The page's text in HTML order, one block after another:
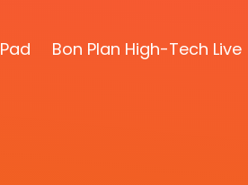
Bon Plan High-Tech Live